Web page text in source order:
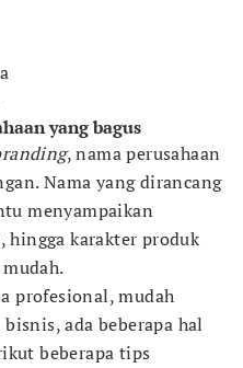
yang bagus
, nama perusahaan
Nama yang dirancang
menyampaikan
karakter produk
profesional, mudah
ada beberapa hal
beberapa tips